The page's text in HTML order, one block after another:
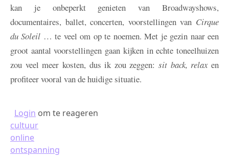
kan je onbeperkt genieten van Broadwayshows,
documentaires, ballet, concerten, voorstellingen van Cirque
du Soleil … te veel om op te noemen. Met je gezin naar een
groot aantal voorstellingen gaan kijken in echte toneelhuizen
zou veel meer kosten, dus ik zou zeggen:sit back, relaxen
profiteer vooral van de huidige situatie.
Login om te reageren
cultuur
online
ontspanning